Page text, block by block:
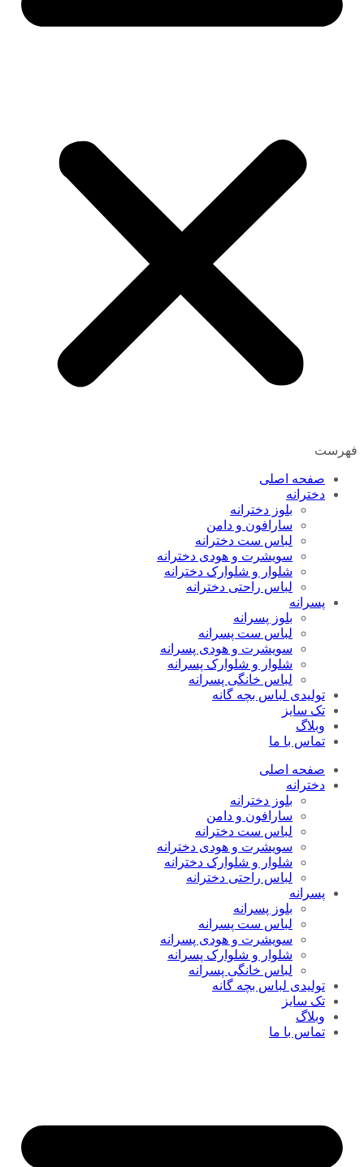
فهرست
صفحه اصلی
دخترانه
بلوز دخترانه
سارافون و دامن
لباس ست دخترانه
سویشرت و هودی دخترانه
شلوار و شلوارک دخترانه
لباس راحتی دخترانه
پسرانه
بلوز پسرانه
لباس ست پسرانه
سویشرت و هودی پسرانه
شلوار و شلوارک پسرانه
لباس خانگی پسرانه
تولیدی لباس بچه گانه
تک سایز
وبلاگ
تماس با ما
صفحه اصلی
دخترانه
بلوز دخترانه
سارافون و دامن
لباس ست دخترانه
سویشرت و هودی دخترانه
شلوار و شلوارک دخترانه
لباس راحتی دخترانه
پسرانه
بلوز پسرانه
لباس ست پسرانه
سویشرت و هودی پسرانه
شلوار و شلوارک پسرانه
لباس خانگی پسرانه
تولیدی لباس بچه گانه
تک سایز
وبلاگ
تماس با ما